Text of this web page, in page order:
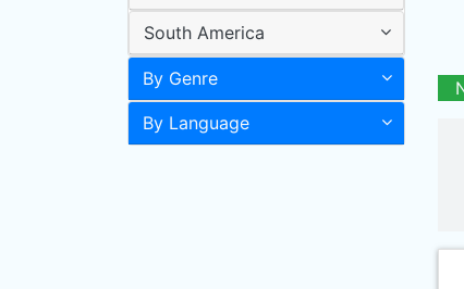
South America
By Genre
By Language